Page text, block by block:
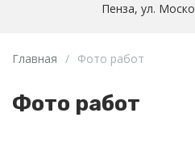
Пенза, ул.
Главная / Фото работ
Фото работ